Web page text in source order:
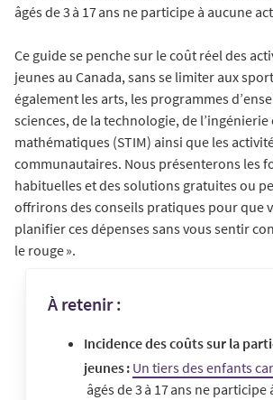
âgés de 3 à 17 ans ne participe à aucune
Ce guide se penche sur le coût réel des
jeunes au Canada, sans se limiter aux
également les arts, les programmes
sciences, de la technologie, de l’ingénierie
mathématiques (STIM) ainsi que les
communautaires. Nous présenterons les
habituelles et des solutions gratuites ou
offrirons des conseils pratiques pour que
planifier ces dépenses sans vous sentir
le rouge ».
À retenir :
Incidence des coûts sur la
jeunes : Un tiers des enfants
âgés de 3 à 17 ans ne participe